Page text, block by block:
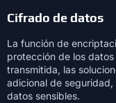
Cifrado de datos
La función de
protección de los
transmitida, las
adicional de
datos sensibles.